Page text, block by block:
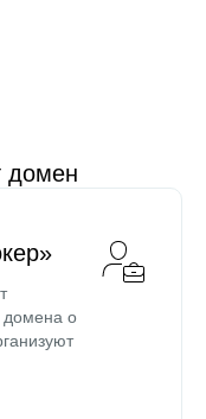
домен
домена о